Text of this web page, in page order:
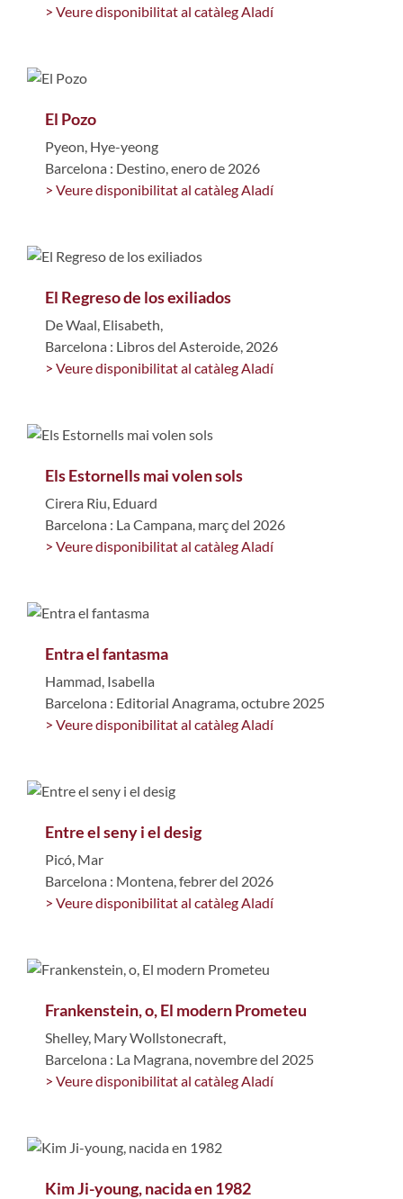
> Veure disponibilitat al catàleg Aladí
El Pozo
Pyeon, Hye-yeong
Barcelona : Destino, enero de 2026
> Veure disponibilitat al catàleg Aladí
El Regreso de los exiliados
De Waal, Elisabeth,
Barcelona : Libros del Asteroide, 2026
> Veure disponibilitat al catàleg Aladí
Els Estornells mai volen sols
Cirera Riu, Eduard
Barcelona : La Campana, març del 2026
> Veure disponibilitat al catàleg Aladí
Entra el fantasma
Hammad, Isabella
Barcelona : Editorial Anagrama, octubre 2025
> Veure disponibilitat al catàleg Aladí
Entre el seny i el desig
Picó, Mar
Barcelona : Montena, febrer del 2026
> Veure disponibilitat al catàleg Aladí
Frankenstein, o, El modern Prometeu
Shelley, Mary Wollstonecraft,
Barcelona : La Magrana, novembre del 2025
> Veure disponibilitat al catàleg Aladí
Kim Ji-young, nacida en 1982